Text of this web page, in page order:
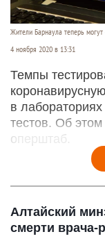
Жители Барнаула теперь могут
4 ноября 2020 в 13:31
Темпы
в
тестов. Об
оперштаб.
Алтайский
смерти врача-